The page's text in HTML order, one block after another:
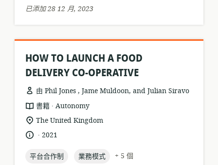
已添加 28 12 月, 2023
HOW TO LAUNCH A FOOD
DELIVERY CO-OPERATIVE
由 Phil Jones , Jame Muldoon, and Julian Siravo
資
源
式:
書籍 .
發
布
Autonomy
相
置:
The United Kingdom
語
.
發
日
2021
topic:
平台合作制 topic:
業務模式
+ 5 個